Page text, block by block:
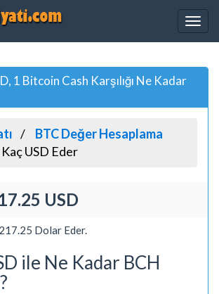
1 Bitcoin Cash Karşılığı Ne Kadar
BTC Değer Hesaplama
USD Eder
USD
Dolar Eder.
ile Ne Kadar BCH